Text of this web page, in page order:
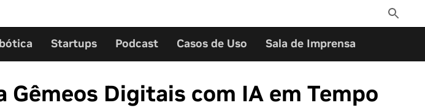
Toggle
Search
Startups Podcast Casos de Uso Sala de Imprensa
Gêmeos Digitais com IA em Tempo